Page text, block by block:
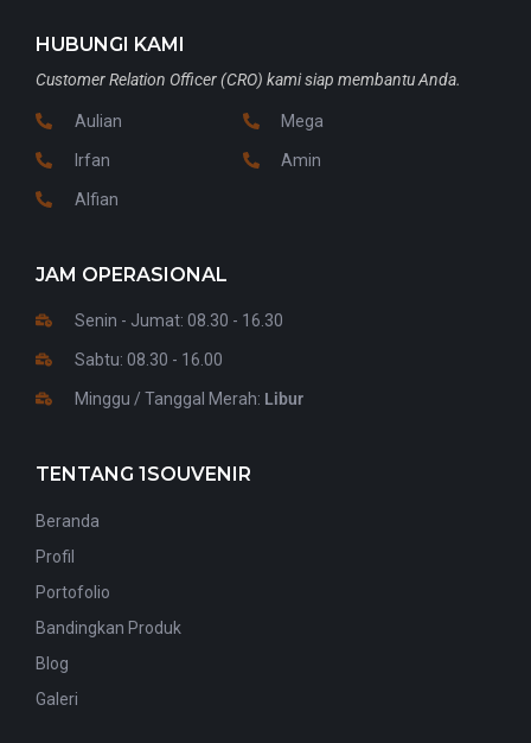
HUBUNGI KAMI
Customer Relation Officer (CRO) kami siap membantu Anda.
Aulian
Irfan
Alfian
Mega
Amin
JAM OPERASIONAL
Senin - Jumat: 08.30 - 16.30
Sabtu: 08.30 - 16.00
Minggu / Tanggal Merah: Libur
TENTANG 1SOUVENIR
Beranda
Profil
Portofolio
Bandingkan Produk
Blog
Galeri